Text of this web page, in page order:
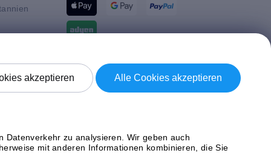
Versand mit
akzeptieren
Alle Cookies akzeptieren
Datenverkehr zu analysieren. Wir geben auch
mit anderen Informationen kombinieren, die Sie